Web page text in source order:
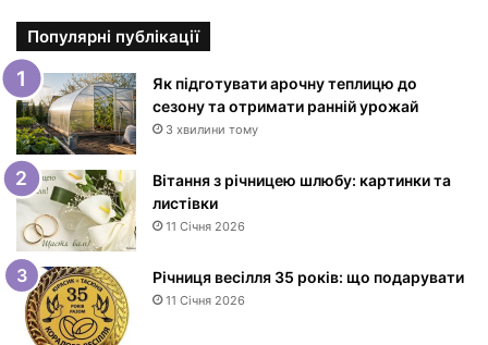
к
и
з
Д
н
е
м
а
р
о
ж
Популярні публікації
Як підготувати арочну теплицю до
сезону та отримати ранній урожай
3 хвилини тому
Вітання з річницею шлюбу: картинки та
листівки
11 Січня 2026
Річниця весілля 35 років: що подарувати
11 Січня 2026